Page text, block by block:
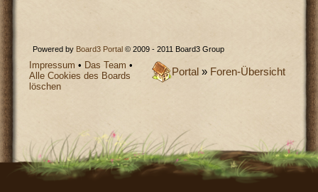
Powered by Board3 Portal © 2009 - 2011 Board3 Group
Portal » Foren-Übersicht
Impressum • Das Team •
Alle Cookies des Boards
löschen